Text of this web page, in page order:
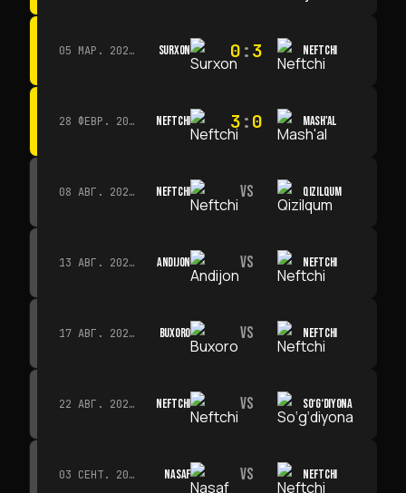
05 МАР. 2026 Г. · 14:30 SURXON 0:3 NEFTCHI
28 ФЕВР. 2026 Г. · 13:45 NEFTCHI 3:0 MASH'AL
08 АВГ. 2026 Г. · 14:00 NEFTCHI VS QIZILQUM
13 АВГ. 2026 Г. · 14:00 ANDIJON VS NEFTCHI
17 АВГ. 2026 Г. · 19:00 BUXORO VS NEFTCHI
22 АВГ. 2026 Г. · 19:00 NEFTCHI VS SO‘G‘DIYONA
03 СЕНТ. 2026 Г. · 19:00 NASAF VS NEFTCHI